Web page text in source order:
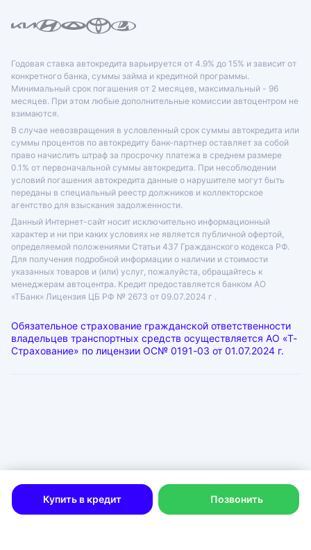
Купить в кредит Позвонить
Годовая ставка автокредита варьируется от 4.9% до 15% и зависит от
конкретного банка, суммы займа и кредитной программы.
Минимальный срок погашения от 2 месяцев, максимальный - 96
месяцев. При этом любые дополнительные комиссии автоцентром не
взимаются.
В случае невозвращения в условленный срок суммы автокредита или
суммы процентов по автокредиту банк-партнер оставляет за собой
право начислить штраф за просрочку платежа в среднем размере
0.1% от первоначальной суммы автокредита. При несоблюдении
условий погашения автокредита данные о нарушителе могут быть
переданы в специальный реестр должников и коллекторское
агентство для взыскания задолженности.
Данный Интернет-сайт носит исключительно информационный
характер и ни при каких условиях не является публичной офертой,
определяемой положениями Статьи 437 Гражданского кодекса РФ.
Для получения подробной информации о наличии и стоимости
указанных товаров и (или) услуг, пожалуйста, обращайтесь к
менеджерам автоцентра. Кредит предоставляется банком АО
«ТБанк» Лицензия ЦБ РФ № 2673 от 09.07.2024 г .
Обязательное страхование гражданской ответственности
владельцев транспортных средств осуществляется АО «Т-
Страхование» по лицензии ОС№ 0191-03 от 01.07.2024 г.
Согласие на рекламную рассылку